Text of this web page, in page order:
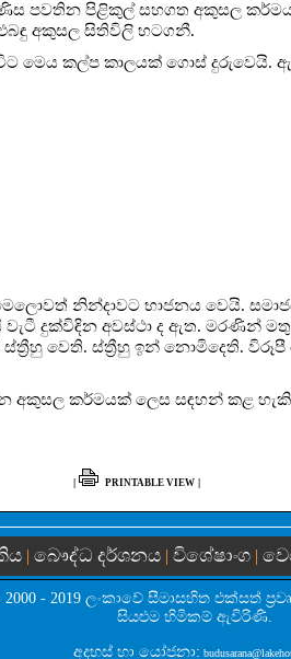
පිණිස පවතින පිළිකුල් සහගත අකුසල
අකුසල සිතිවිලි හටගනී.
මෙය කල්ප කාලයක් ගොස්
නින්දාවට භාජනය වෙයි.
දුක්විඳින අවස්ථා ද ඇත. මරණින් මතු
වෙති. ස්ත්‍රීහු ඉන් නොමිදෙති.
කර්මයක් ලෙස සඳහන් කළ හැකි
| PRINTABLE VIEW |
| බෞද්ධ දර්ශනය | විශේෂාංග |
2000 - 2019 ලංකාවේ සීමාසහිත එක්සත්
සියළුම හිමිකම් ඇවිරිණි.
අදහස් හා යෝජනා: